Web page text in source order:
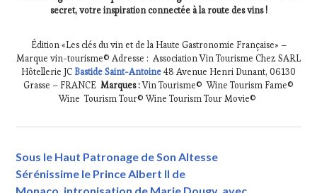
secret, votre inspiration connectée à la route des vins !
Édition «Les clés du vin et de la Haute Gastronomie Française» –
Marque vin-tourisme© Adresse : Association Vin Tourisme Chez SARL
Hôtellerie JC Bastide Saint-Antoine48 Avenue Henri Dunant, 06130
Grasse – FRANCE Marques :Vin Tourisme© Wine Tourism Fame©
Wine Tourism Tour© Wine Tourism Tour Movie©
Sous le Haut Patronage de Son Altesse
Sérénissime le Prince Albert II de